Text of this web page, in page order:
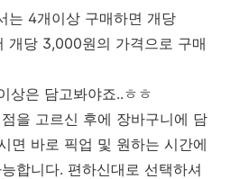
는 4개이상 구매하면 개당
개당 3,000원의 가격으로 구매
상은 담고봐야죠..ㅎㅎ
을 고르신 후에 장바구니에 담
면 바로 픽업 및 원하는 시간에
합니다. 편하신대로 선택하셔